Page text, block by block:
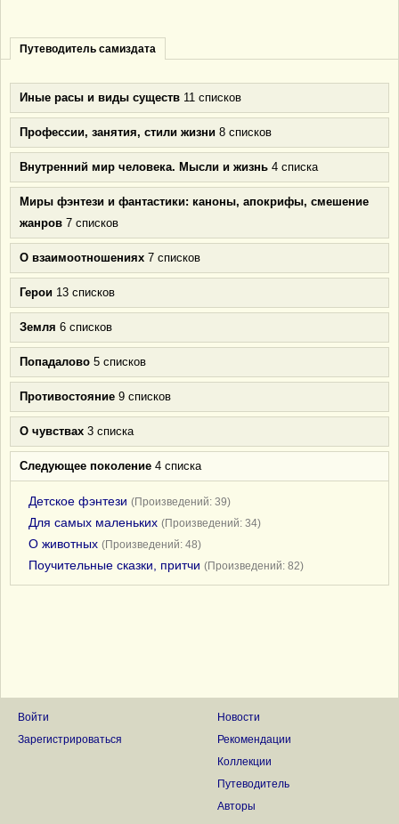
Путеводитель самиздата
Иные расы и виды существ 11 списков
Профессии, занятия, стили жизни 8 списков
Внутренний мир человека. Мысли и жизнь 4 списка
Миры фэнтези и фантастики: каноны, апокрифы, смешение
жанров 7 списков
О взаимоотношениях 7 списков
Герои 13 списков
Земля 6 списков
Попадалово 5 списков
Противостояние 9 списков
О чувствах 3 списка
Следующее поколение 4 списка
Детское фэнтези (Произведений: 39)
Для самых маленьких (Произведений: 34)
О животных (Произведений: 48)
Поучительные сказки, притчи (Произведений: 82)
Войти
Зарегистрироваться
Новости
Рекомендации
Коллекции
Путеводитель
Авторы